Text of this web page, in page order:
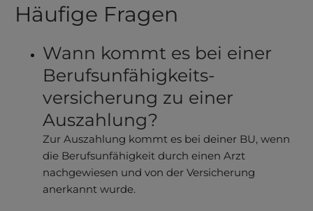
Häufige Fragen
Wann kommt es bei einer
Berufs­unfähig­keits­
versicherung zu einer
Auszahlung?
Zur Auszahlung kommt es bei deiner BU, wenn
die Berufsunfähigkeit durch einen Arzt
nachgewiesen und von der Versicherung
anerkannt wurde.